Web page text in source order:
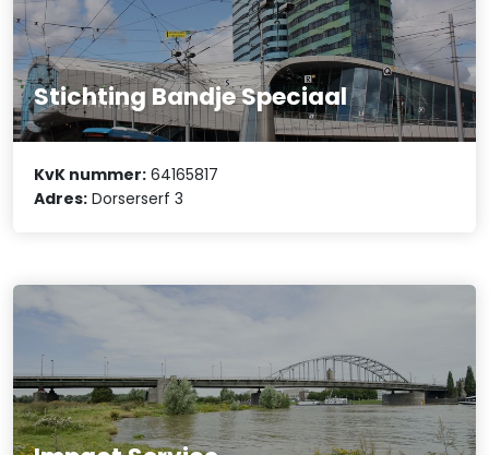
Stichting Bandje Speciaal
KvK nummer: 64165817
Adres: Dorserserf 3